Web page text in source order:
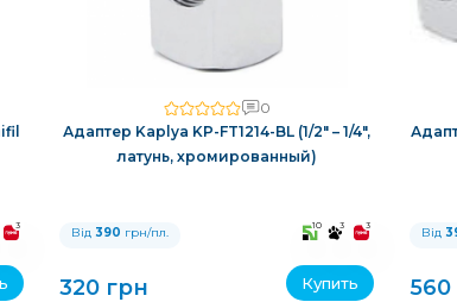
3
0
Адаптер Kaplya KP-FT1214-BL (1/2" – 1/4",
латунь, хромированный)
Від 390 грн/пл. 10 3 3
320 грн Купить
Від
560